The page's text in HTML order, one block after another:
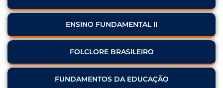
ENSINO FUNDAMENTAL II
FOLCLORE BRASILEIRO
FUNDAMENTOS DA EDUCAÇÃO